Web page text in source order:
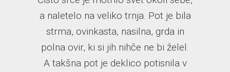
a naletelo na veliko trnja. Pot je bila
strma, ovinkasta, nasilna, grda in
polna ovir, ki si jih nihče ne bi želel.
A takšna pot je deklico potisnila v